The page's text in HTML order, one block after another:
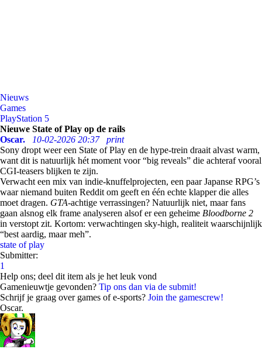
Nieuws
Games
PlayStation 5
Nieuwe State of Play op de rails
Oscar.
10-02-2026 20:37
print
Sony dropt weer een State of Play en de hype-trein draait alvast warm,
want dit is natuurlijk hét moment voor “big reveals” die achteraf vooral
CGI-teasers blijken te zijn.
Verwacht een mix van indie-knuffelprojecten, een paar Japanse RPG’s
waar niemand buiten Reddit om geeft en één echte klapper die alles
moet dragen. GTA-achtige verrassingen? Natuurlijk niet, maar fans
gaan alsnog elk frame analyseren alsof er een geheime Bloodborne 2
in verstopt zit. Kortom: verwachtingen sky-high, realiteit waarschijnlijk
“best aardig, maar meh”.
state of play
Submitter:
1
Help ons; deel dit item als je het leuk vond
Gamenieuwtje gevonden? Tip ons dan via de submit!
Schrijf je graag over games of e-sports? Join the gamescrew!
Oscar.